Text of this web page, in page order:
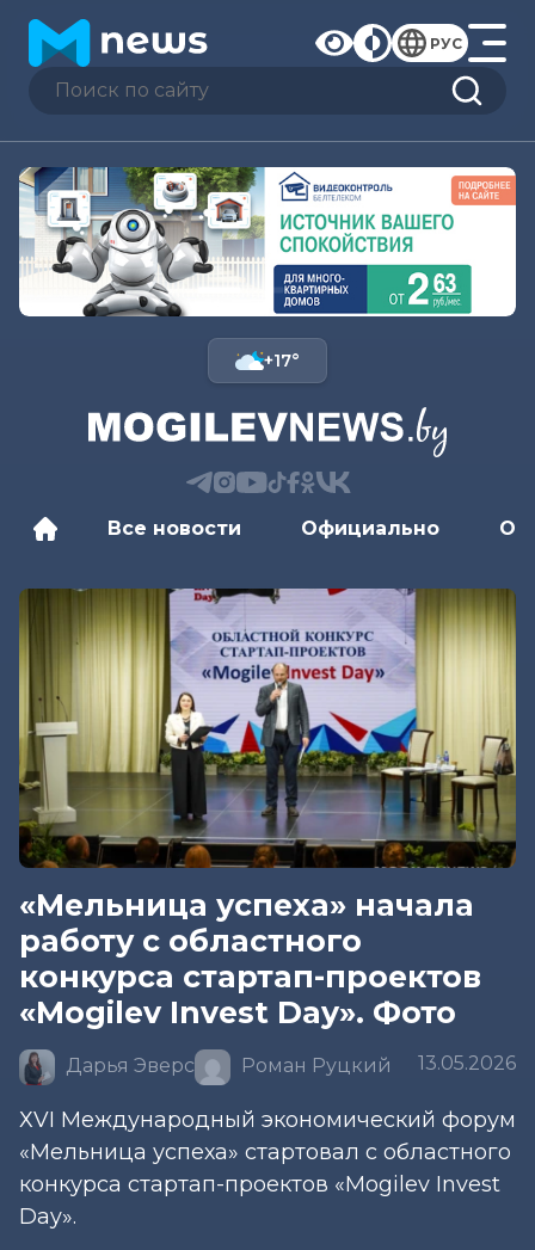
РУС
+17°
Все новости Официально
«Мельница успеха» начала
работу с областного
конкурса стартап-проектов
«Mogilev Invest Day». Фото
Дарья Эверс Роман Руцкий 13.05.2026
ХVI Международный экономический форум
«Мельница успеха» стартовал с областного
конкурса стартап-проектов «Mogilev Invest
Day».